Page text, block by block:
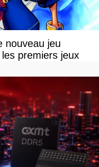
nouveau jeu
premiers jeux